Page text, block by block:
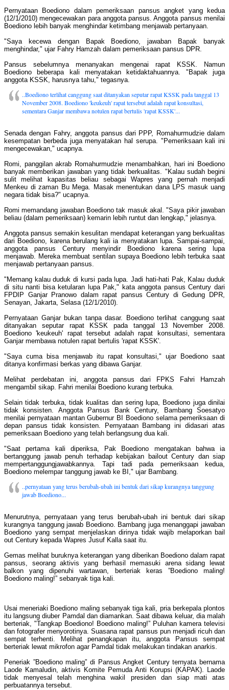
Pernyataan Boediono dalam pemeriksaan pansus angket yang kedua
(12/1/2010) mengecewakan para anggota pansus. Anggota pansus menilai
Boediono lebih banyak menghindar ketimbang menjawab pertanyaan.
"Saya kecewa dengan Bapak Boediono, jawaban Bapak banyak
menghindar," ujar Fahry Hamzah dalam pemeriksaan pansus DPR.
Pansus sebelumnya menanyakan mengenai rapat KSSK. Namun
Boediono beberapa kali menyatakan ketidaktahuannya. "Bapak juga
anggota KSSK, harusnya tahu," tegasnya.
..Boediono terlihat canggung saat ditanyakan seputar rapat KSSK pada tanggal 13
November 2008. Boediono 'keukeuh' rapat tersebut adalah rapat konsultasi,
sementara Ganjar membawa notulen rapat bertulis 'rapat KSSK'...
Senada dengan Fahry, anggota pansus dari PPP, Romahurmudzie dalam
kesempatan berbeda juga menyatakan hal serupa. "Pemeriksaan kali ini
mengecewakan," ucapnya.
Romi, panggilan akrab Romahurmudzie menambahkan, hari ini Boediono
banyak memberikan jawaban yang tidak berkualitas. "Kalau sudah begini
sulit melihat kapasitas beliau sebagai Wapres yang pernah menjadi
Menkeu di zaman Bu Mega. Masak menentukan dana LPS masuk uang
negara tidak bisa?" ucapnya.
Romi memandang jawaban Boediono tak masuk akal. "Saya pikir jawaban
beliau (dalam pemeriksaan) kemarin lebih runtut dan lengkap," jelasnya.
Anggota pansus semakin kesulitan mendapat keterangan yang berkualitas
dari Boediono, karena berulang kali ia menyatakan lupa. Sampai-sampai,
anggota pansus Century menyindir Boediono karena sering lupa
menjawab. Mereka membuat sentilan supaya Boediono lebih terbuka saat
menjawab pertanyaan pansus.
"Memang kalau duduk di kursi pada lupa. Jadi hati-hati Pak, Kalau duduk
di situ nanti bisa ketularan lupa Pak," kata anggota pansus Century dari
FPDIP Ganjar Pranowo dalam rapat pansus Century di Gedung DPR,
Senayan, Jakarta, Selasa (12/1/2010).
Pernyataan Ganjar bukan tanpa dasar. Boediono terlihat canggung saat
ditanyakan seputar rapat KSSK pada tanggal 13 November 2008.
Boediono 'keukeuh' rapat tersebut adalah rapat konsultasi, sementara
Ganjar membawa notulen rapat bertulis 'rapat KSSK'.
"Saya cuma bisa menjawab itu rapat konsultasi," ujar Boediono saat
ditanya konfirmasi berkas yang dibawa Ganjar.
Melihat perdebatan ini, anggota pansus dari FPKS Fahri Hamzah
mengambil sikap. Fahri menilai Boediono kurang terbuka.
Selain tidak terbuka, tidak kualitas dan sering lupa, Boediono juga dinilai
tidak konsisten. Anggota Pansus Bank Century, Bambang Soesatyo
menilai pernyataan mantan Gubernur BI Boediono selama pemeriksaan di
depan pansus tidak konsisten. Pernyataan Bambang ini didasari atas
pemeriksaan Boediono yang telah berlangsung dua kali.
"Saat pertama kali diperiksa, Pak Boediono mengatakan bahwa ia
bertanggung jawab penuh terhadap kebijakan bailout Century dan siap
mempertanggungjawabkannya. Tapi tadi pada pemeriksaan kedua,
Boediono melempar tanggung jawab ke BI," ujar Bambang.
..pernyataan yang terus berubah-ubah ini bentuk dari sikap kurangnya tanggung
jawab Boediono...
Menurutnya, pernyataan yang terus berubah-ubah ini bentuk dari sikap
kurangnya tanggung jawab Boediono. Bambang juga menanggapi jawaban
Boediono yang sempat menjelaskan dirinya tidak wajib melaporkan bail
out Century kepada Wapres Jusuf Kalla saat itu.
Gemas melihat buruknya keterangan yang diberikan Boediono dalam rapat
pansus, seorang aktivis yang berhasil memasuki arena sidang lewat
balkon yang dipenuhi wartawan, berteriak keras ”Boediono maling!
Boediono maling!” sebanyak tiga kali.
Usai meneriaki Boediono maling sebanyak tiga kali, pria berkepala plontos
itu langsung diuber Pamdal dan diamankan. Saat dibawa keluar, dia malah
berteriak, "Tangkap Boediono! Boediono maling!” Puluhan kamera televisi
dan fotografer menyorotinya. Suasana rapat pansus pun menjadi ricuh dan
sempat terhenti. Melihat penangkapan itu, anggota Pansus sempat
berteriak lewat mikrofon agar Pamdal tidak melakukan tindakan anarkis.
Peneriak ”Boediono maling” di Pansus Angket Century ternyata bernama
Laode Kamaludin, aktivis Komite Pemuda Anti Korupsi (KAPAK). Laode
tidak menyesal telah menghina wakil presiden dan siap mati atas
perbuatannya tersebut.